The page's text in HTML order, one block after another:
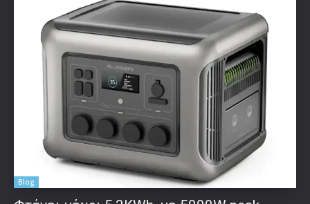
Blog